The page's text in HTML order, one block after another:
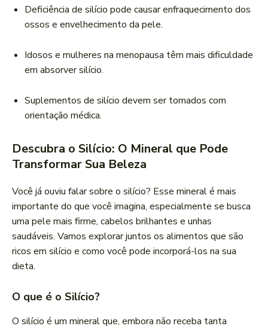
Deficiência de silício pode causar enfraquecimento dos
ossos e envelhecimento da pele.
Idosos e mulheres na menopausa têm mais dificuldade
em absorver silício.
Suplementos de silício devem ser tomados com
orientação médica.
Descubra o Silício: O Mineral que Pode
Transformar Sua Beleza
Você já ouviu falar sobre o silício? Esse mineral é mais
importante do que você imagina, especialmente se busca
uma pele mais firme, cabelos brilhantes e unhas
saudáveis. Vamos explorar juntos os alimentos que são
ricos em silício e como você pode incorporá-los na sua
dieta.
O que é o Silício?
O silício é um mineral que, embora não receba tanta